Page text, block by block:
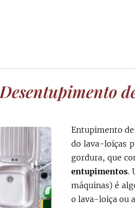
Desentupimento
Entupimento
do lava-loiças
gordura, que
entupimentos.
máquinas) é
o lava-loiça ou